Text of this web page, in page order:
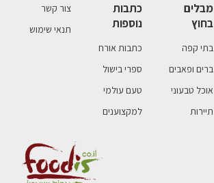
מבלים
בחוץ
בתי קפה
ברים ופאבים
אוכל טבעוני
תיירות
כתבות
נוספות
כתבות אורח
ספרי בישול
טעם עולמי
למקצוענים
צור קשר
תנאי שימוש